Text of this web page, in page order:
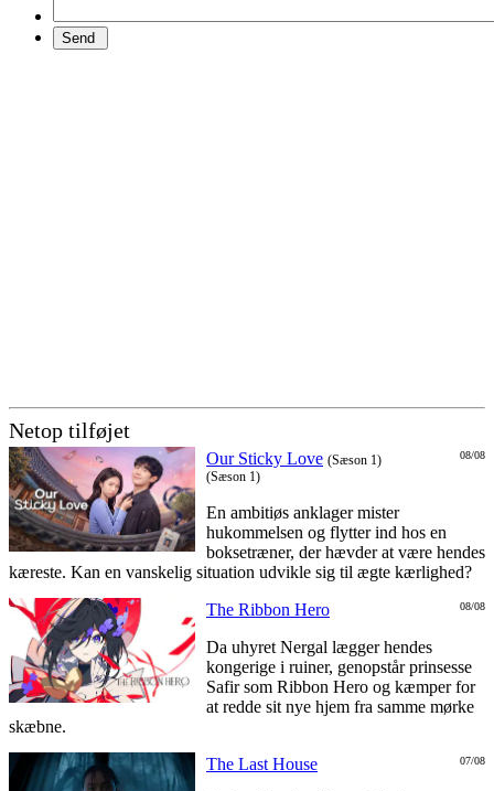
Netop tilføjet
08/08
Our Sticky Love (Sæson 1)
(Sæson 1)
En ambitiøs anklager mister
hukommelsen og flytter ind hos en
boksetræner, der hævder at være hendes
kæreste. Kan en vanskelig situation udvikle sig til ægte kærlighed?
08/08
The Ribbon Hero
Da uhyret Nergal lægger hendes
kongerige i ruiner, genopstår prinsesse
Safir som Ribbon Hero og kæmper for
at redde sit nye hjem fra samme mørke
skæbne.
07/08
The Last House